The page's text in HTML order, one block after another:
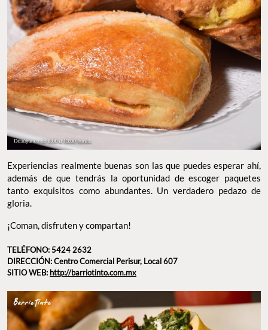
Experiencias realmente buenas son las que puedes esperar ahí,
además de que tendrás la oportunidad de escoger paquetes
tanto exquisitos como abundantes. Un verdadero pedazo de
gloria.
¡Coman, disfruten y compartan!
TELÉFONO: 5424 2632
DIRECCIÓN: Centro Comercial Perisur, Local 607
SITIO WEB: http://barriotinto.com.mx